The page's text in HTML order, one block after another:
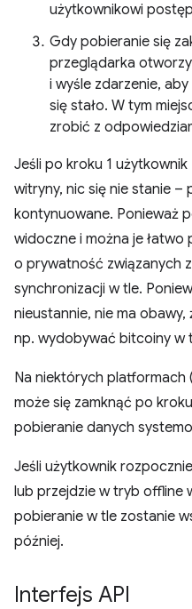
użytkownikowi
Gdy pobieranie się
przeglądarka
i wyśle zdarzenie,
się stało. W tym
zrobić z
Jeśli po kroku 1
witryny, nic się nie stanie –
kontynuowane. Ponieważ
widoczne i można je
o prywatność związanych
synchronizacji w tle.
nieustannie, nie ma
np. wydobywać bitcoiny w
Na niektórych platformach
może się zamknąć po
pobieranie danych
Jeśli użytkownik
lub przejdzie w tryb offline
pobieranie w tle zostanie
później.
Interfejs API